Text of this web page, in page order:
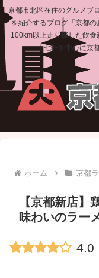
京都市北区在住のグルメブ
を紹介するブログ「京都
100km以上走り探した飲
上七軒を中心に京
ホーム 京都
【京都新店】
味わいのラー
4.0